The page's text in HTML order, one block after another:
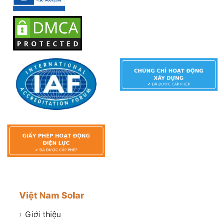
Việt Nam Solar
› Giới thiệu